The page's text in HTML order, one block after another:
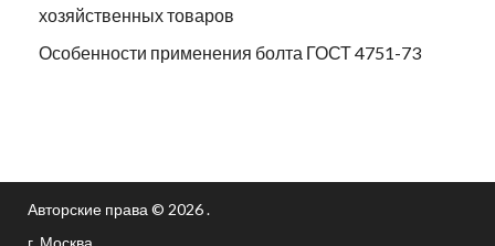
хозяйственных товаров
Особенности применения болта ГОСТ 4751-73
Авторские права © 2026 .
г. Москва